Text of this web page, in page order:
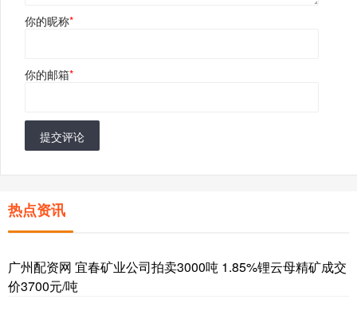
你的昵称*
你的邮箱*
提交评论
热点资讯
广州配资网 宜春矿业公司拍卖3000吨 1.85%锂云母精矿成交
价3700元/吨